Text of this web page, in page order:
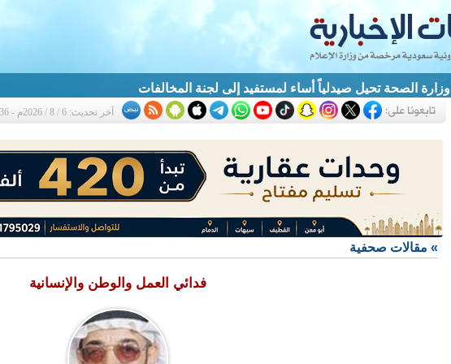
وزارة الصحة تحيل صيدلياً أساء لمستفيد إلى لجنة المخالفات
آخر تحديث: 6 / 8 / 2026م - 10:36 ص
» مقالات صحفية
فدائي العمل والوطن والإنسانية